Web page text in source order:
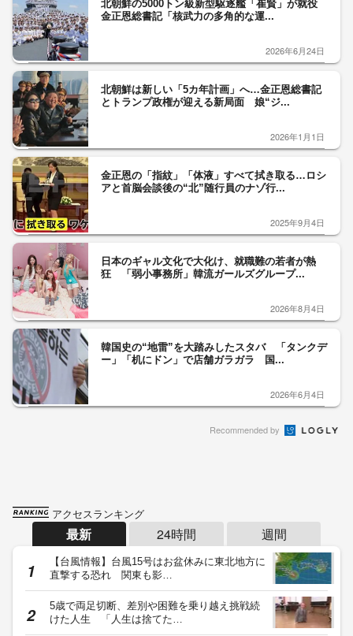
北朝鮮の5000トン級新型駆逐艦「崔賢」が就役
金正恩総書記「核武力の多角的な運...
2026年6月24日
北朝鮮は新しい「5カ年計画」へ…金正恩総書記
とトランプ政権が迎える新局面 娘“ジ...
2026年1月1日
金正恩の「指紋」「体液」すべて拭き取る…ロシ
アと首脳会談後の“北”随行員のナゾ行...
2025年9月4日
日本のギャル文化で大化け、就職難の若者が熱
狂 「弱小事務所」韓流ガールズグループ...
2026年8月4日
韓国史の“地雷”を大踏みしたスタバ 「タンクデ
ー」「机にドン」で店舗ガラガラ 国...
2026年6月4日
Recommended by
アクセスランキング
最新 24時間 週間
【台風情報】台風15号はお盆休みに東北地方に
直撃する恐れ 関東も影…
5歳で両足切断、差別や困難を乗り越え挑戦続
けた人生 「人生は捨てた…